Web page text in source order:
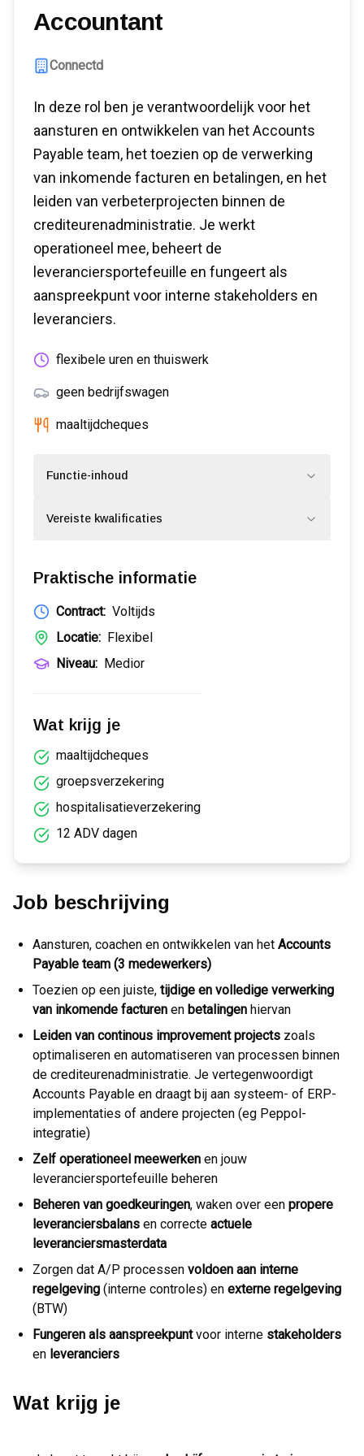
Accountant
Connectd
In deze rol ben je verantwoordelijk voor het
aansturen en ontwikkelen van het Accounts
Payable team, het toezien op de verwerking
van inkomende facturen en betalingen, en het
leiden van verbeterprojecten binnen de
crediteurenadministratie. Je werkt
operationeel mee, beheert de
leveranciersportefeuille en fungeert als
aanspreekpunt voor interne stakeholders en
leveranciers.
flexibele uren en thuiswerk
geen bedrijfswagen
maaltijdcheques
Functie-inhoud
Vereiste kwalificaties
Praktische informatie
Contract: Voltijds
Locatie: Flexibel
Niveau: Medior
Wat krijg je
maaltijdcheques
groepsverzekering
hospitalisatieverzekering
12 ADV dagen
Job beschrijving
Aansturen, coachen en ontwikkelen van het Accounts
Payable team (3 medewerkers)
Toezien op een juiste, tijdige en volledige verwerking
van inkomende facturen en betalingen hiervan
Leiden van continous improvement projects zoals
optimaliseren en automatiseren van processen binnen
de crediteurenadministratie. Je vertegenwoordigt
Accounts Payable en draagt bij aan systeem- of ERP-
implementaties of andere projecten (eg Peppol-
integratie)
Zelf operationeel meewerken en jouw
leveranciersportefeuille beheren
Beheren van goedkeuringen, waken over een propere
leveranciersbalans en correcte actuele
leveranciersmasterdata
Zorgen dat A/P processen voldoen aan interne
regelgeving (interne controles) en externe regelgeving
(BTW)
Fungeren als aanspreekpuntvoor interne stakeholders
en leveranciers
Wat krijg je